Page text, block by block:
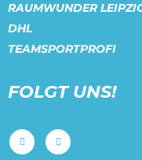
RAUMWUNDER
DHL
TEAMSPORTPROFI
FOLGT UNS!